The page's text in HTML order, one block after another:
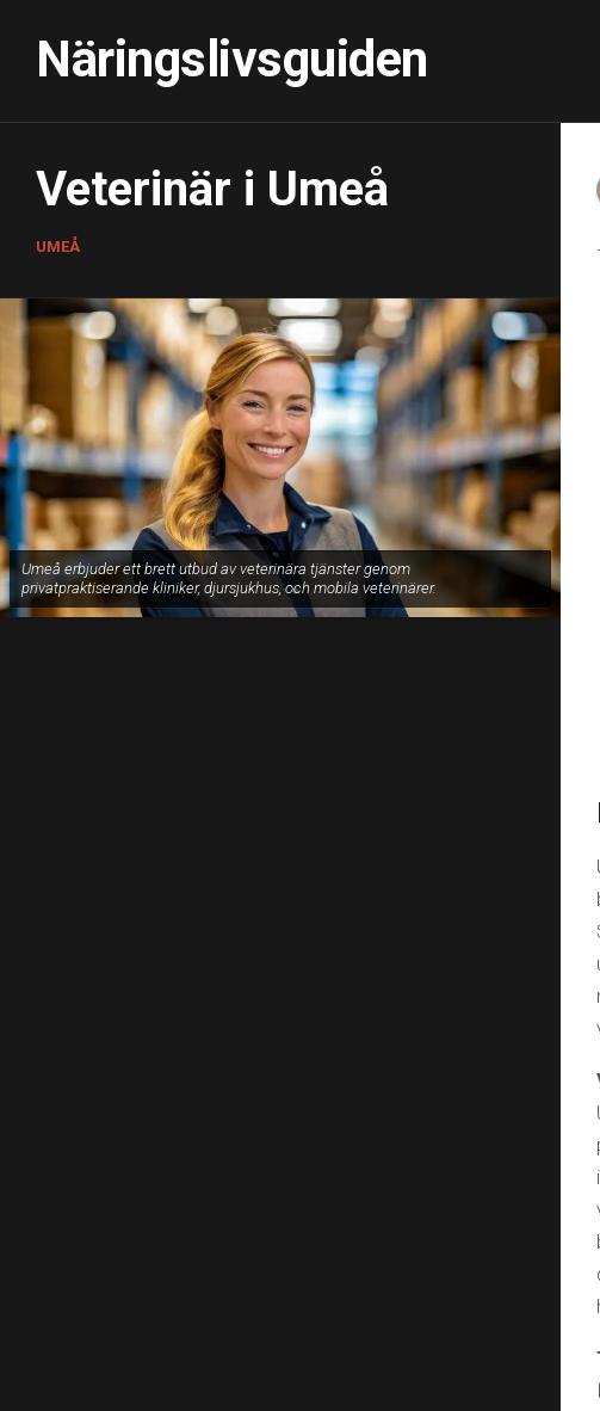
contentNäringslivsguiden
Veterinär i Umeå
UMEÅ
Umeå erbjuder ett brett utbud av veterinära tjänster genom
privatpraktiserande kliniker, djursjukhus, och mobila veterinärer.